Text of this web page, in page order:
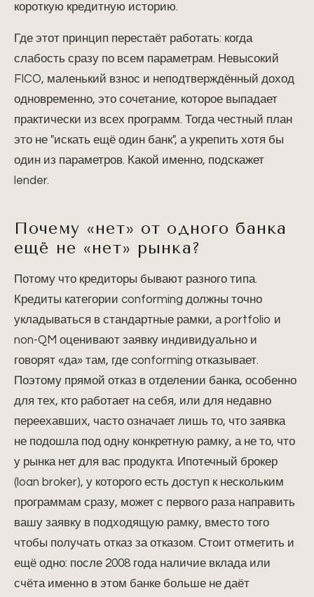
короткую кредитную историю.
Где этот принцип перестаёт работать: когда
слабость сразу по всем параметрам. Невысокий
FICO, маленький взнос и неподтверждённый доход
одновременно, это сочетание, которое выпадает
практически из всех программ. Тогда честный план
это не "искать ещё один банк", а укрепить хотя бы
один из параметров. Какой именно, подскажет
lender.
Почему «нет» от одного банка
ещё не «нет» рынка?
Потому что кредиторы бывают разного типа.
Кредиты категории conforming должны точно
укладываться в стандартные рамки, а portfolio и
non-QM оценивают заявку индивидуально и
говорят «да» там, где conforming отказывает.
Поэтому прямой отказ в отделении банка, особенно
для тех, кто работает на себя, или для недавно
переехавших, часто означает лишь то, что заявка
не подошла под одну конкретную рамку, а не то, что
у рынка нет для вас продукта. Ипотечный брокер
(loan broker), у которого есть доступ к нескольким
программам сразу, может с первого раза направить
вашу заявку в подходящую рамку, вместо того
чтобы получать отказ за отказом. Стоит отметить и
ещё одно: после 2008 года наличие вклада или
счёта именно в этом банке больше не даёт